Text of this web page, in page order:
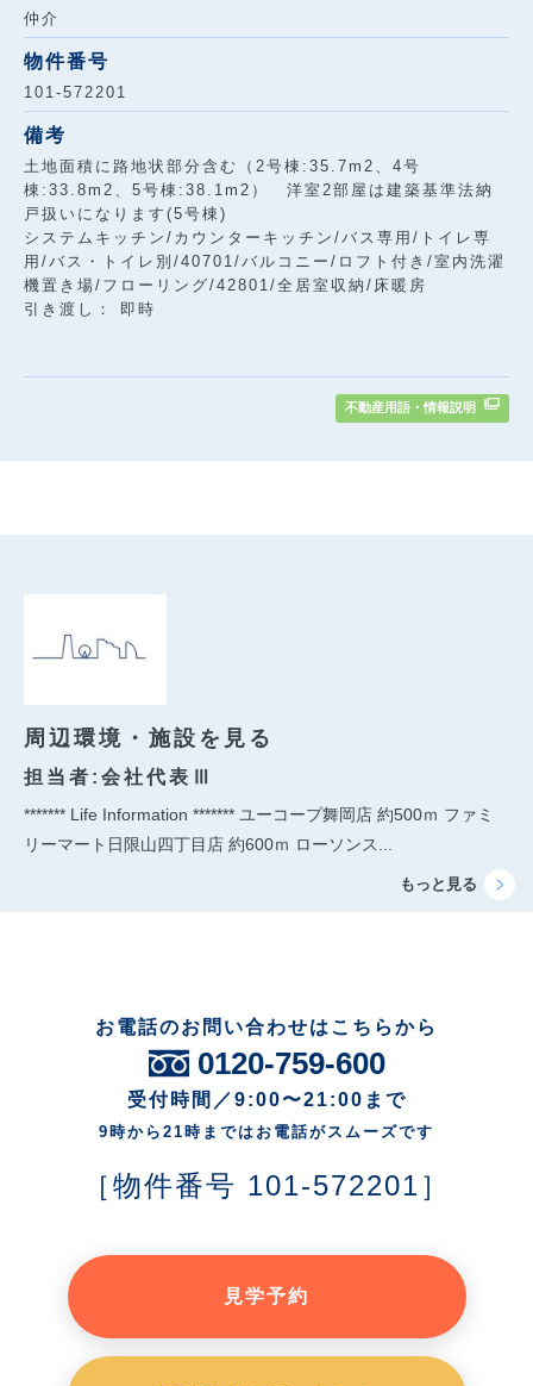
仲介
物件番号
101-572201
備考
土地面積に路地状部分含む（2号棟:35.7m2、4号
棟:33.8m2、5号棟:38.1m2） 洋室2部屋は建築基準法納
戸扱いになります(5号棟)
システムキッチン/カウンターキッチン/バス専用/トイレ専
用/バス・トイレ別/40701/バルコニー/ロフト付き/室内洗濯
機置き場/フローリング/42801/全居室収納/床暖房
引き渡し： 即時
不動産用語・情報説明
周辺環境・施設を見る
担当者:会社代表Ⅲ
******* Life Information ******* ユーコープ舞岡店 約500ｍ ファミ
リーマート日限山四丁目店 約600ｍ ローソンス...
お電話のお問い合わせはこちらから
0120-759-600
受付時間／9:00〜21:00まで
9時から21時まではお電話がスムーズです
［物件番号 101-572201］
見学予約